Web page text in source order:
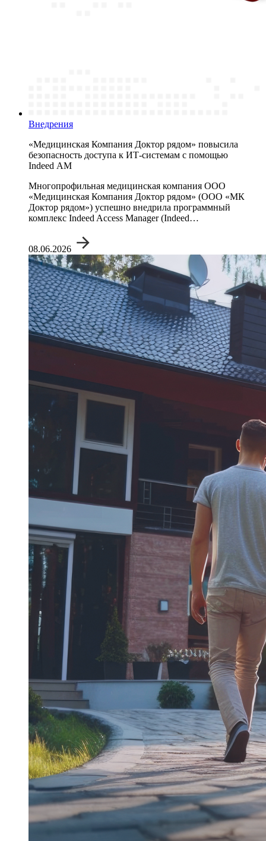
Внедрения
«Медицинская Компания Доктор рядом» повысила
безопасность доступа к ИТ-системам с помощью
Indeed AM
Многопрофильная медицинская компания ООО
«Медицинская Компания Доктор рядом» (ООО «МК
Доктор рядом») успешно внедрила программный
комплекс Indeed Access Manager (Indeed…
08.06.2026